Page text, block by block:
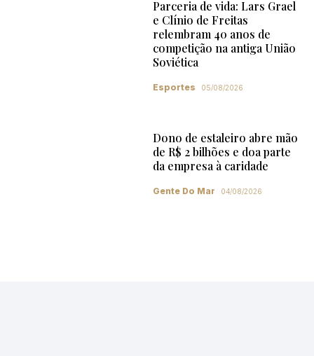
Parceria de vida: Lars Grael
e Clínio de Freitas
relembram 40 anos de
competição na antiga União
Soviética
Esportes 05/08/2026
Dono de estaleiro abre mão
de R$ 2 bilhões e doa parte
da empresa à caridade
Gente Do Mar 04/08/2026